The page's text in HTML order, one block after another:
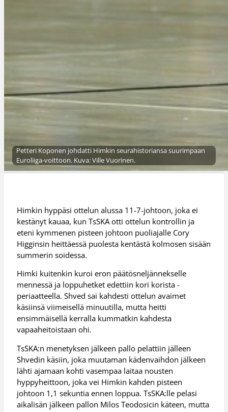
Petteri Koponen johdatti Himkin seurahistoriansa suurimpaan
Euroliiga-voittoon. Kuva: Ville Vuorinen.
Himkin hyppäsi ottelun alussa 11-7-johtoon, joka ei
kestänyt kauaa, kun TsSKA otti ottelun kontrollin ja
eteni kymmenen pisteen johtoon puoliajalle Cory
Higginsin heittäessä puolesta kentästä kolmosen sisään
summerin soidessa.
Himki kuitenkin kuroi eron päätösneljännekselle
mennessä ja loppuhetket edettiin kori korista -
periaatteella. Shved sai kahdesti ottelun avaimet
käsiinsä viimeisellä minuutilla, mutta heitti
ensimmäisellä kerralla kummatkin kahdesta
vapaaheitoistaan ohi.
TsSKA:n menetyksen jälkeen pallo pelattiin jälleen
Shvedin käsiin, joka muutaman kädenvaihdon jälkeen
lähti ajamaan kohti vasempaa laitaa nousten
hyppyheittoon, joka vei Himkin kahden pisteen
johtoon 1,1 sekuntia ennen loppua. TsSKA:lle pelasi
aikalisän jälkeen pallon Milos Teodosicin käteen, mutta